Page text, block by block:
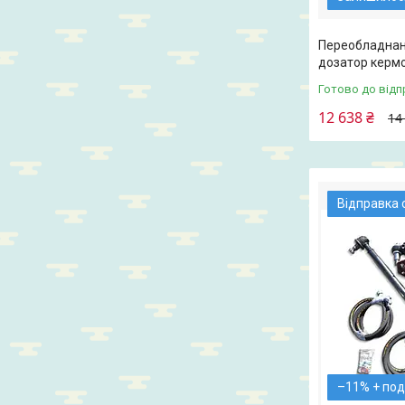
дозатор
Готово до
12 638 ₴
Відправка
–11%